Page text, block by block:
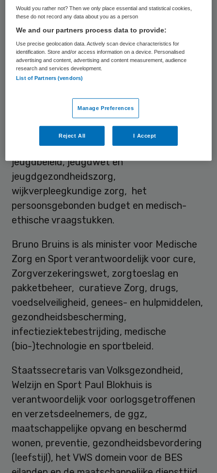
zijn er uit de Eerste en Tweede Kamer
vragen gekomen over de verdeling van
taken en met name over
eindverantwoordelijkheid. Die vragen lijken
met debriefvan de bewindslieden, mede
ondertekend door staatssecretaris Paul
De Jonge wordt dus als minister van VWS
eindverantwoordelijke. In zijn portefeuille
heeft hij Care, Wlz, Wmo en mantelzorg,
jeugdbeleid, jeugdwet en
jeugdgezondheidszorg,
wijkverpleegkundige zorg, het
persoonsgebonden budget en medisch-
ethische vraagstukken.
Bruno Bruins is als minister voor Medische
Zorg en Sport verantwoordelijk voor cure,
Zorgverzekeringswet, zorgtoeslag en
pakketbeheer, curatieve Zorg, drugs,
voedselveiligheid, genees- en hulpmiddelen,
gezondheidsbescherming,
infectieziektebestrijding, medische
(bio-)technologie en sportbeleid.
Staatssecretaris van Volksgezondheid,
Welzijn en Sport Paul Blokhuis is
verantwoordelijk voor oorlogsgetroffenen
en verzetsdeelnemers, de ggz,
maatschappelijke opvang en beschermd
wonen, preventie, gezondheidsbevordering
(leefstijl), het VWS domein voor de BES
Would you rather not? Then we only place essential and statistical cookies,
these do not record any data about you as a person
We and our partners process data to provide:
Use precise geolocation data. Actively scan device characteristics for
identification. Store and/or access information on a device. Personalised
advertising and content, advertising and content measurement, audience
research and services development.
List of Partners (vendors)
Manage Preferences
Reject All I Accept